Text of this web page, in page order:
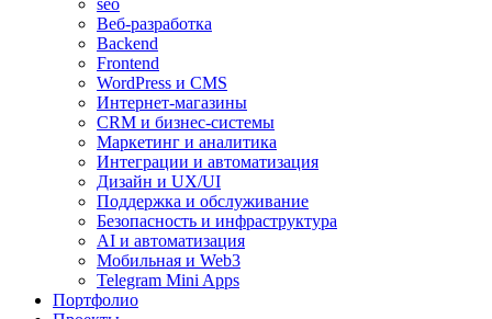
seo
Веб-разработка
Backend
Frontend
WordPress и CMS
Интернет-магазины
CRM и бизнес-системы
Маркетинг и аналитика
Интеграции и автоматизация
Дизайн и UX/UI
Поддержка и обслуживание
Безопасность и инфраструктура
AI и автоматизация
Мобильная и Web3
Telegram Mini Apps
Портфолио